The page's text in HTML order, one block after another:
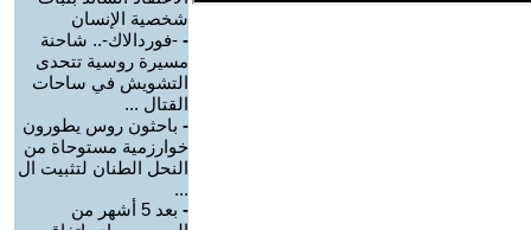
شخصية الإنسان
- -فوردالاك-.. شاحنة
مسيرة روسية تتحدى
التشويش في ساحات
القتال ...
- باحثون روس يطورون
خوارزمية مستوحاة من
النحل الطنان لتثبيت ال
...
-
بعد 5 أشهر من